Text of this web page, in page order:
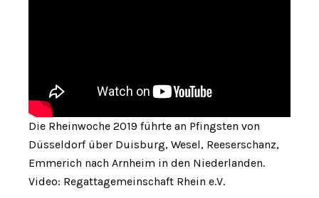
Die Rheinwoche 2019 führte an Pfingsten von
Düsseldorf über Duisburg, Wesel, Reeserschanz,
Emmerich nach Arnheim in den Niederlanden.
Video: Regattagemeinschaft Rhein e.V.